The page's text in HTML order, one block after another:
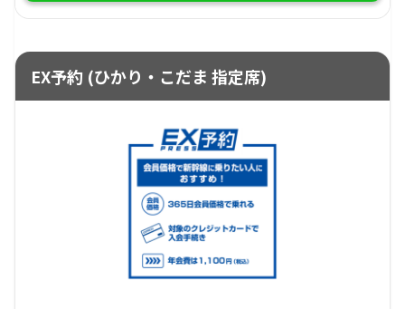
EX予約 (ひかり・こだま 指定席)